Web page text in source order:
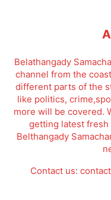
Belathangady
channel from the
different parts of the
like politics,
more will be covered.
getting latest fresh
Belthangady
Contact us: